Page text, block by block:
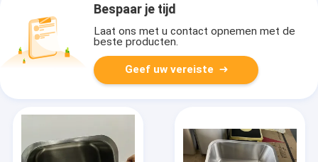
Bespaar je tijd
Laat ons met u contact opnemen met de
beste producten.
Geef uw vereiste